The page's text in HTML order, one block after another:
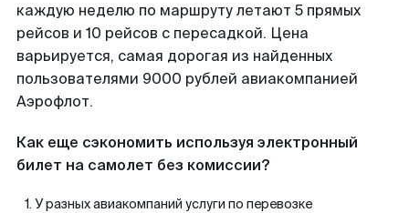
каждую неделю по маршруту летают 5 прямых
рейсов и 10 рейсов с пересадкой. Цена
варьируется, самая дорогая из найденных
пользователями 9000 рублей авиакомпанией
Аэрофлот.
Как еще сэкономить используя электронный
билет на самолет без комиссии?
У разных авиакомпаний услуги по перевозке